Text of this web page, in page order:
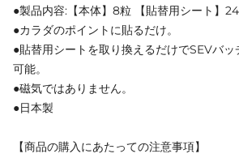
●製品内容:【本体】8粒 【貼替用シート】
●カラダのポイントに貼るだけ。
●貼替用シートを取り換えるだけでSEVバ
可能。
●磁気ではありません。
●日本製
【商品の購入にあたっての注意事項】